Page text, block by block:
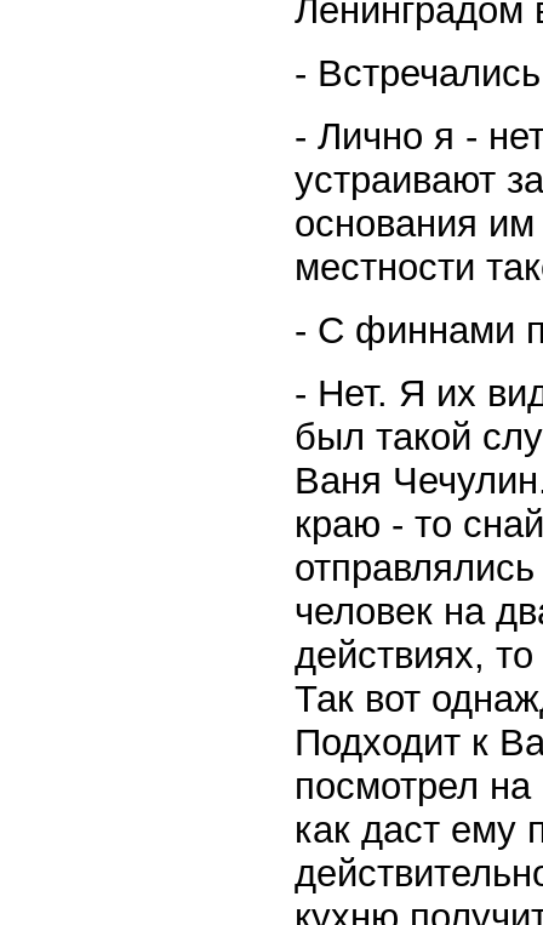
Ленинградом
-
- Лично я -
устраивают
основания им
местности
- С финнами
- Нет. Я их
был такой
Ваня
краю - то
человек на
действиях,
Так вот
Подходит к
посмотрел
как даст ему